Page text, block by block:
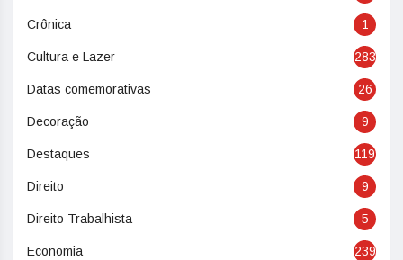
Crônica 1
Cultura e Lazer 283
Datas comemorativas 26
Decoração 9
Destaques 119
Direito 9
Direito Trabalhista 5
Economia 239